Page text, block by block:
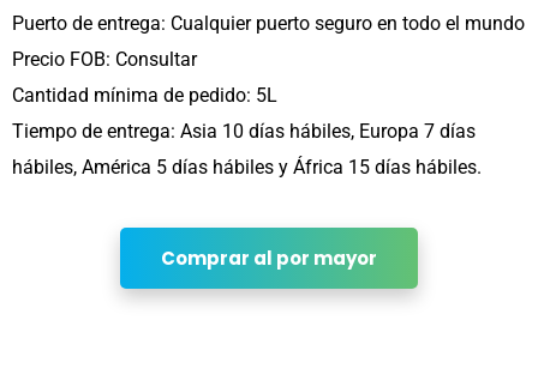
Puerto de entrega: Cualquier puerto seguro en todo el mundo
Precio FOB: Consultar
Cantidad mínima de pedido: 5L
Tiempo de entrega: Asia 10 días hábiles, Europa 7 días
hábiles, América 5 días hábiles y África 15 días hábiles.
Comprar al por mayor